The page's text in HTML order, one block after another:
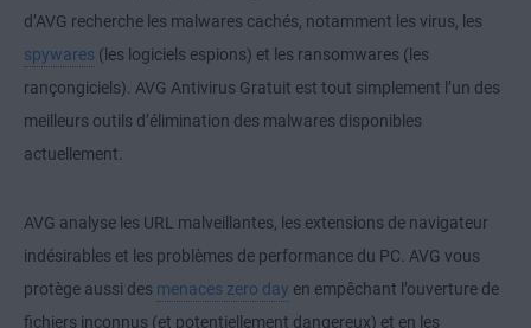
d’AVG recherche les malwares cachés, notamment les virus, les
spywares (les logiciels espions) et les ransomwares (les
rançongiciels). AVG Antivirus Gratuit est tout simplement l’un des
meilleurs outils d’élimination des malwares disponibles
actuellement.
AVG analyse les URL malveillantes, les extensions de navigateur
indésirables et les problèmes de performance du PC. AVG vous
protège aussi des menaces zero day en empêchant l’ouverture de
fichiers inconnus (et potentiellement dangereux) et en les